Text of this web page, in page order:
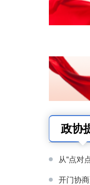
政协
从“点对
开门协